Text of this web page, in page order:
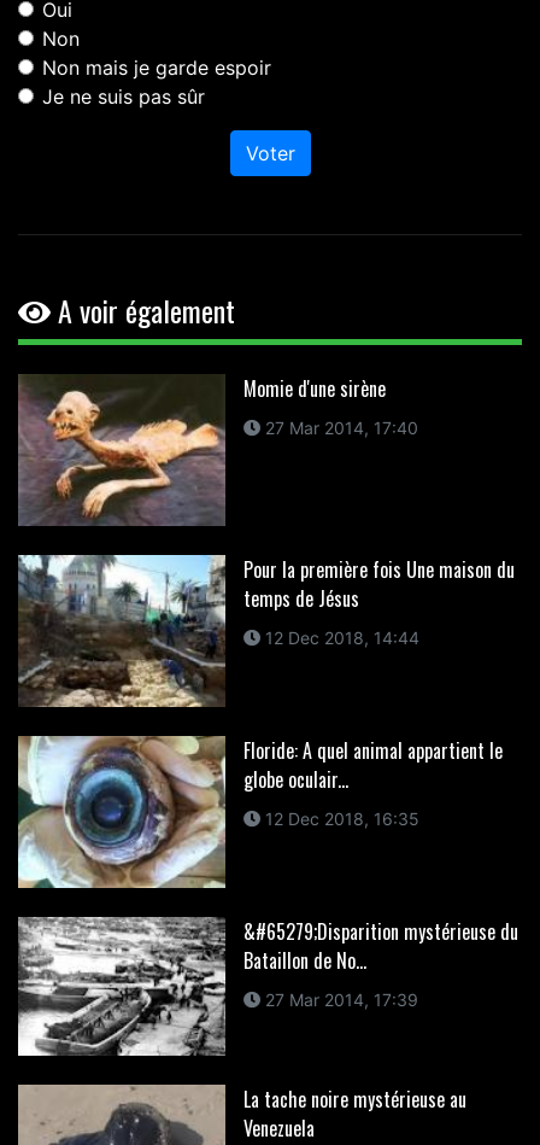
Oui
Non
Non mais je garde espoir
Je ne suis pas sûr
Voter
A voir également
Momie d'une sirène
27 Mar 2014, 17:40
Pour la première fois Une maison du
temps de Jésus
12 Dec 2018, 14:44
Floride: A quel animal appartient le
globe oculair...
12 Dec 2018, 16:35
&#65279;Disparition mystérieuse du
Bataillon de No...
27 Mar 2014, 17:39
La tache noire mystérieuse au
Venezuela